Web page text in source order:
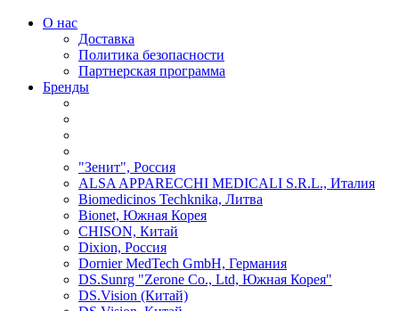
О нас
Доставка
Политика безопасности
Партнерская программа
Бренды
"Зенит", Россия
ALSA APPARECCHI MEDICALI S.R.L., Италия
Biomedicinos Techknika, Литва
Bionet, Южная Корея
CHISON, Китай
Dixion, Россия
Dornier MedTech GmbH, Германия
DS.Sunrg "Zerone Co., Ltd, Южная Корея"
DS.Vision (Китай)